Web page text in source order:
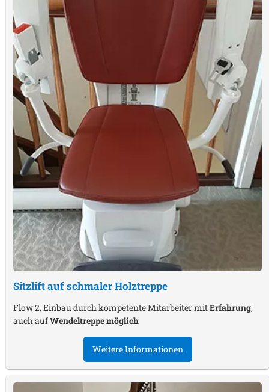
Sitzlift auf schmaler Holztreppe
Flow 2, Einbau durch kompetente Mitarbeiter mitErfahrung,
auch aufWendeltreppe möglich
Weitere Informationen